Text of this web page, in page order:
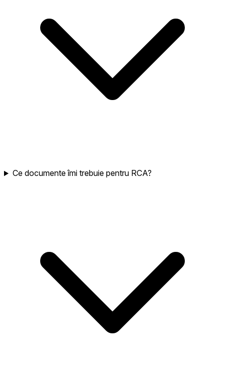
Ce documente îmi trebuie pentru RCA?